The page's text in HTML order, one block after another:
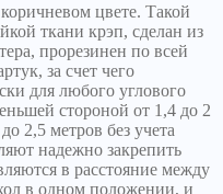
цвете. Такой
ткани крэп, сделан из
прорезинен по всей
за счет чего
для любого углового
стороной от 1,4 до 2
2,5 метров без учета
надежно закрепить
в расстояние между
в одном положении, и